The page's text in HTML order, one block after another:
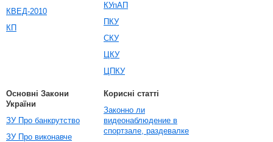
КВЕД-2010
КП
КУпАП
ПКУ
СКУ
ЦКУ
ЦПКУ
Основні Закони
України
ЗУ Про банкрутство
ЗУ Про виконавче
Корисні статті
Законно ли
видеонаблюдение в
спортзале, раздевалке